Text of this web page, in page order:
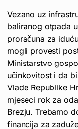
Vezano uz
baliranog otpada
proračuna za
mogli provesti
Ministarstvo
učinkovitost i da
Vlade Republike
mjeseci rok za
Brezju. Trebamo
financija za